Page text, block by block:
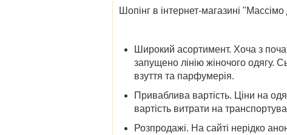
Шопінг в інтернет-магазині "Массімо
Широкий асортимент. Хоча з
запущено лінію жіночого одягу.
взуття та парфумерія.
Приваблива вартість. Ціни на
вартість витрати на
Розпродажі. На сайті нерідко